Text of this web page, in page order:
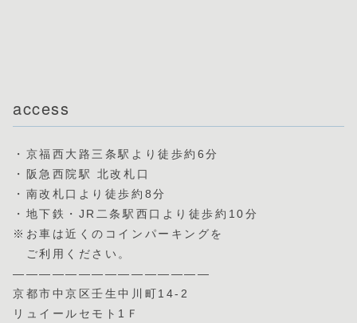
access
・京福西大路三条駅より徒歩約6分
・阪急西院駅 北改札口
・南改札口より徒歩約8分
・地下鉄・JR二条駅西口より徒歩約10分
※お車は近くのコインパーキングを
ご利用ください。
———————————————
京都市中京区壬生中川町14-2
リュイールセモト1Ｆ